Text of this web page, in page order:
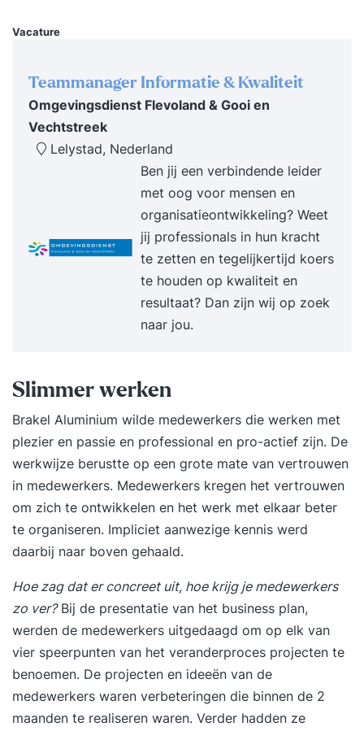
verrassende oplossing nodig heeft......of twee
boodschap of dienst. Voor iedereen die zich met
innovatie bezig houdt Voor iedereen die nieuwe
kansen in de markt wil ontdekken of de
concurrentie voor wil blijven. Voor iedereen
die duurzame oplossingen wil verzinnen, Voor
iedereen die snel wil kunnen inspelen op
veranderingen in de markt Voor creatieven, die
topsport willen bedrijven in hun hoofd. Voor
iedereen die zichzelf niet creatief vindt, maar
ervoor open staat om deze vaardigheid bij
zichzelf te ontdekken en te ontwikkelen.
Praktische informatie De training is voor minimaal
Effectief brainstormen, zodat ook het juiste
vernieuwende, creatieve ideeën. De training vindt
plaats op een inspirerende externe locatie. Bij een
incompany training wordt deze locatie in overleg
bepaald. De open inschrijvingstraining is in
Amsterdam. De training wordt zowel op open
inschrijving als incompany aangeboden.
Incompanyprijzen op aanvraag rechtstreeks bij
de Rijmfabriek, niet via Springest.
Vacature
Teammanager Informatie & Kwaliteit
Omgevingsdienst Flevoland & Gooi en
Vechtstreek
Lelystad, Nederland
Ben jij een verbindende leider
met oog voor mensen en
organisatieontwikkeling? Weet
jij professionals in hun kracht
te zetten en tegelijkertijd koers
te houden op kwaliteit en
resultaat? Dan zijn wij op zoek
naar jou.
Slimmer werken
Brakel Aluminium wilde medewerkers die werken met
plezier en passie en professional en pro-actief zijn. De
werkwijze berustte op een grote mate van vertrouwen
in medewerkers. Medewerkers kregen het vertrouwen
om zich te ontwikkelen en het werk met elkaar beter
te organiseren. Impliciet aanwezige kennis werd
daarbij naar boven gehaald.
Hoe zag dat er concreet uit, hoe krijg je medewerkers
zo ver?Bij de presentatie van het business plan,
werden de medewerkers uitgedaagd om op elk van
vier speerpunten van het veranderproces projecten te
benoemen. De projecten en ideeën van de
medewerkers waren verbeteringen die binnen de 2
maanden te realiseren waren. Verder hadden ze